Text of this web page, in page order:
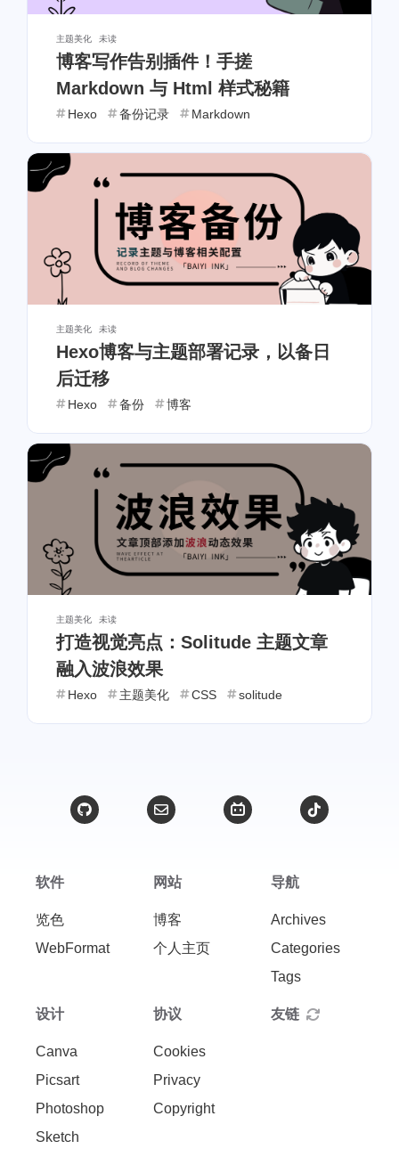
主题美化 未读
博客写作告别插件！手搓
Markdown 与 Html 样式秘籍
Hexo 备份记录 Markdown
主题美化 未读
Hexo博客与主题部署记录，以备日
后迁移
Hexo 备份 博客
主题美化 未读
打造视觉亮点：Solitude 主题文章
融入波浪效果
Hexo 主题美化 CSS solitude
软件
览色
WebFormat
网站
博客
个人主页
导航
Archives
Categories
Tags
设计
Canva
Picsart
Photoshop
Sketch
协议
Cookies
Privacy
Copyright
友链